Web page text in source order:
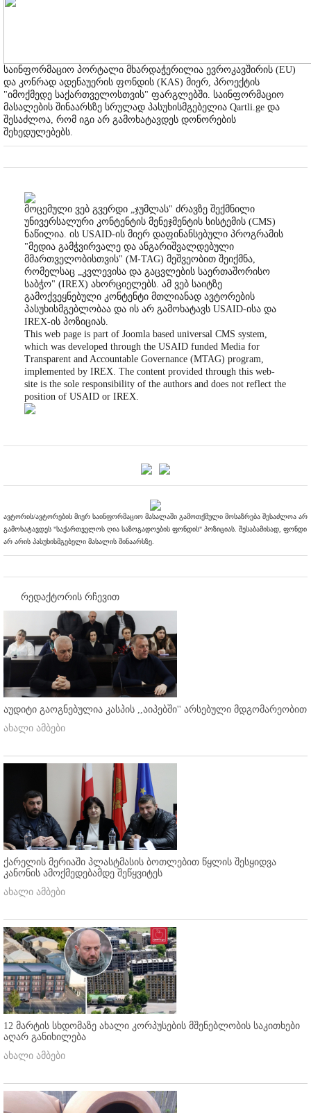
საინფორმაციო პორტალი მხარდაჭერილია ევროკავშირის (EU)
და კონრად ადენაუერის ფონდის (KAS) მიერ, პროექტის
"იმოქმედე საქართველოსთვის" ფარგლებში. საინფორმაციო
მასალების შინაარსზე სრულად პასუხისმგებელია Qartli.ge და
შესაძლოა, რომ იგი არ გამოხატავდეს დონორების
შეხედულებებს.
მოცემული ვებ გვერდი „ჯუმლას" ძრავზე შექმნილი
უნივერსალური კონტენტის მენეჯმენტის სისტემის (CMS)
ნაწილია. ის USAID-ის მიერ დაფინანსებული პროგრამის
"მედია გამჭვირვალე და ანგარიშვალდებული
მმართველობისთვის" (M-TAG) მეშვეობით შეიქმნა,
რომელსაც „კვლევისა და გაცვლების საერთაშორისო
საბჭო" (IREX) ახორციელებს. ამ ვებ საიტზე
გამოქვეყნებული კონტენტი მთლიანად ავტორების
პასუხისმგებლობაა და ის არ გამოხატავს USAID-ისა და
IREX-ის პოზიციას.
This web page is part of Joomla based universal CMS system,
which was developed through the USAID funded Media for
Transparent and Accountable Governance (MTAG) program,
implemented by IREX. The content provided through this web-
site is the sole responsibility of the authors and does not reflect the
position of USAID or IREX.
ავტორის/ავტორების მიერ საინფორმაციო მასალაში გამოთქმული მოსაზრება შესაძლოა არ
გამოხატავდეს "საქართველოს ღია საზოგადოების ფონდის" პოზიციას. შესაბამისად, ფონდი
არ არის პასუხისმგებელი მასალის შინაარსზე.
რედაქტორის რჩევით
აუდიტი გაოგნებულია კასპის ,,აიპებში'' არსებული მდგომარეობით
ახალი ამბები
ქარელის მერიაში პლასტმასის ბოთლებით წყლის შესყიდვა
კანონის ამოქმედებამდე შეწყვიტეს
ახალი ამბები
12 მარტის სხდომაზე ახალი კორპუსების მშენებლობის საკითხები
აღარ განიხილება
ახალი ამბები